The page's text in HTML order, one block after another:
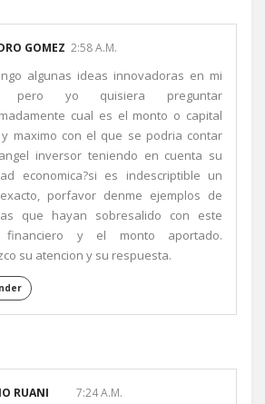
GOMEZ 2:58 A.M.
algunas ideas innovadoras en mi
pero yo quisiera preguntar
cual es el monto o capital
y maximo con el que se podria contar
inversor teniendo en cuenta su
economica?si es indescriptible un
porfavor denme ejemplos de
que hayan sobresalido con este
financiero y el monto aportado.
su atencion y su respuesta.
RUANI 7:24 A.M.